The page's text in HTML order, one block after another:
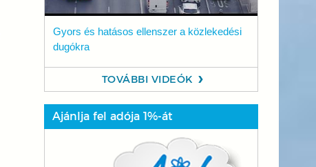
Gyors és hatásos ellenszer a közlekedési
dugókra
TOVÁBBI VIDEÓK
Ajánlja fel adója 1%-át